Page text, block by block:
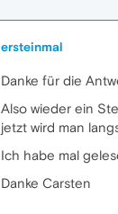
ersteinmal
Danke für die
Also wieder ein
jetzt wird man
Ich habe mal
Danke Carsten